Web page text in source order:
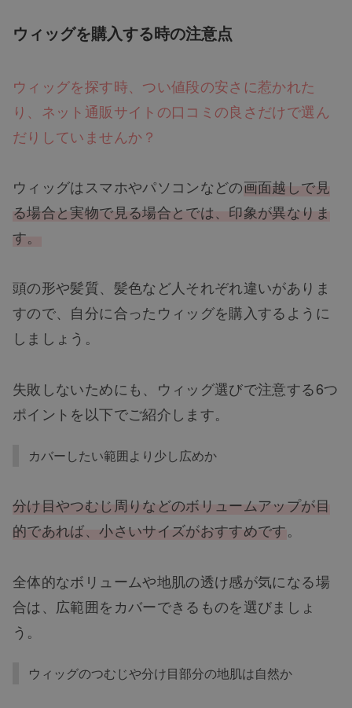
ウィッグを購入する時の注意点
ウィッグを探す時、つい値段の安さに惹かれた
り、ネット通販サイトの口コミの良さだけで選ん
だりしていませんか？
ウィッグはスマホやパソコンなどの画面越しで見
る場合と実物で見る場合とでは、印象が異なりま
す。
頭の形や髪質、髪色など人それぞれ違いがありま
すので、自分に合ったウィッグを購入するように
しましょう。
失敗しないためにも、ウィッグ選びで注意する6つ
ポイントを以下でご紹介します。
カバーしたい範囲より少し広めか
分け目やつむじ周りなどのボリュームアップが目
的であれば、小さいサイズがおすすめです。
全体的なボリュームや地肌の透け感が気になる場
合は、広範囲をカバーできるものを選びましょ
う。
ウィッグのつむじや分け目部分の地肌は自然か